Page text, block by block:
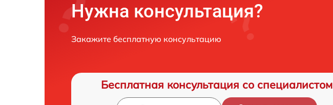
Нужна консультация?
Закажите бесплатную консультацию
Бесплатная консультация со специалистом